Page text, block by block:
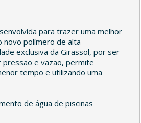
para trazer uma melhor
novo polímero de alta
exclusiva da Girassol, por ser
e vazão, permite
tempo e utilizando uma
de água de piscinas